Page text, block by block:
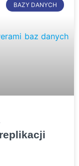
BAZY DANYCH